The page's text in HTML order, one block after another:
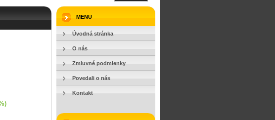
MENU
Úvodná stránka
O nás
Zmluvné podmienky
Povedali o nás
Kontakt